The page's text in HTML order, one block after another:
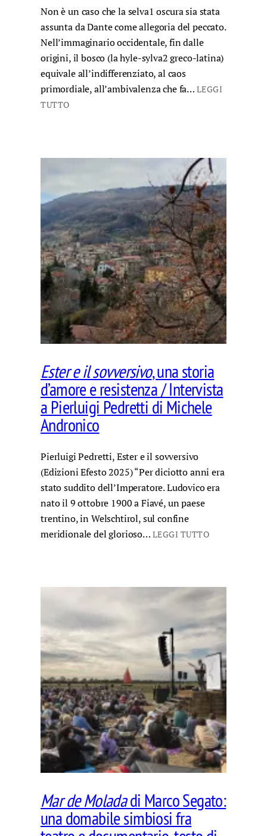
Non è un caso che la selva1 oscura sia stata
assunta da Dante come allegoria del peccato.
Nell’immaginario occidentale, fin dalle
origini, il bosco (la hyle-sylva2 greco-latina)
equivale all’indifferenziato, al caos
primordiale, all’ambivalenza che fa… LEGGI
TUTTO
Ester e il sovversivo, una storia
d’amore e resistenza / Intervista
a Pierluigi Pedretti di Michele
Andronico
Pierluigi Pedretti, Ester e il sovversivo
(Edizioni Efesto 2025) “Per diciotto anni era
stato suddito dell’Imperatore. Ludovico era
nato il 9 ottobre 1900 a Fiavé, un paese
trentino, in Welschtirol, sul confine
meridionale del glorioso… LEGGI TUTTO
Mar de Moladadi Marco Segato:
una domabile simbiosi fra